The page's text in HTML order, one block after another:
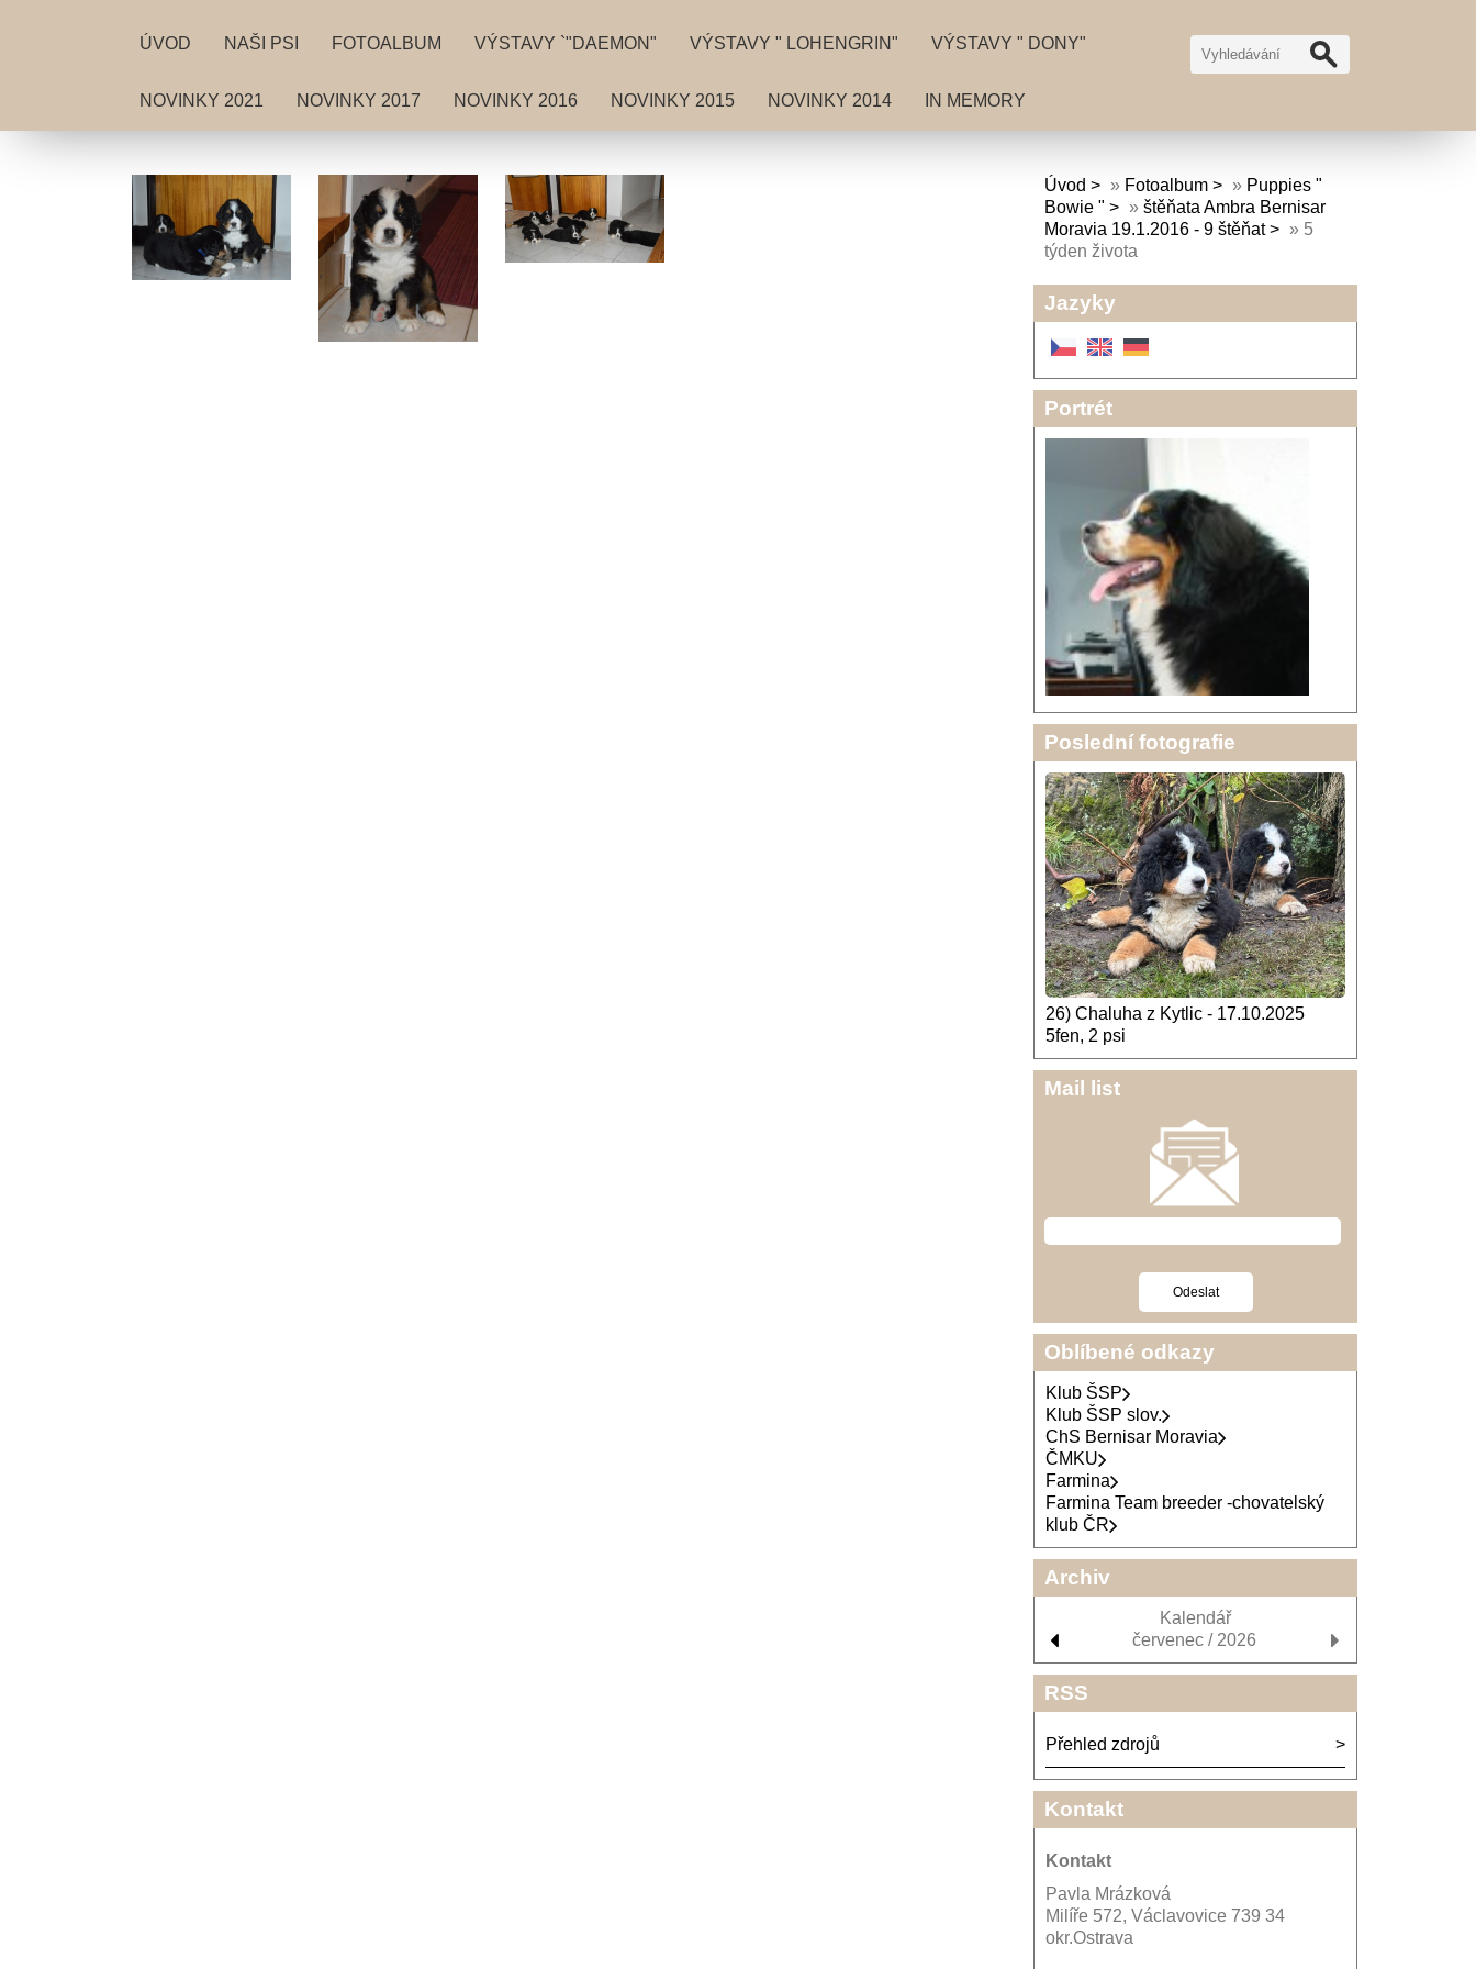
ÚVOD NAŠI PSI FOTOALBUM VÝSTAVY `"DAEMON" VÝSTAVY " LOHENGRIN" VÝSTAVY " DONY"
NOVINKY 2021 NOVINKY 2017 NOVINKY 2016 NOVINKY 2015 NOVINKY 2014 IN MEMORY
Úvod » Fotoalbum » Puppies "
Bowie "
» štěňata Ambra Bernisar
Moravia 19.1.2016 - 9 štěňat
» 5
týden života
Jazyky
Portrét
Poslední fotografie
26) Chaluha z Kytlic - 17.10.2025
5fen, 2 psi
Mail list
Oblíbené odkazy
Klub ŠSP
Klub ŠSP slov.
ChS Bernisar Moravia
ČMKU
Farmina
Farmina Team breeder -chovatelský
klub ČR
Archiv
Kalendář
červenec / 2026
RSS
Přehled zdrojů
Kontakt
Kontakt
Pavla Mrázková
Milíře 572, Václavovice 739 34
okr.Ostrava